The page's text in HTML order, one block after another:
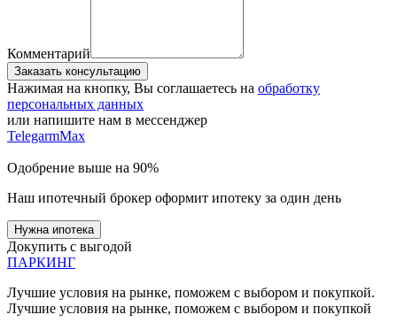
Комментарий
Заказать консультацию
Нажимая на кнопку, Вы соглашаетесь на обработку
персональных данных
или напишите нам в мессенджер
TelegarmMax
Одобрение выше на 90%
Наш ипотечный брокер оформит ипотеку за один день
Нужна ипотека
Докупить с выгодой
ПАРКИНГ
Лучшие условия на рынке, поможем с выбором и покупкой.
Лучшие условия на рынке, поможем с выбором и покупкой